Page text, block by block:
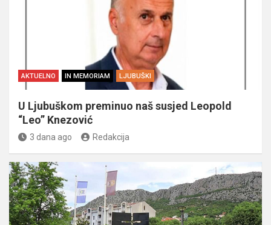
AKTUELNO IN MEMORIAM LJUBUŠKI
U Ljubuškom preminuo naš susjed Leopold
“Leo” Knezović
3 dana ago Redakcija